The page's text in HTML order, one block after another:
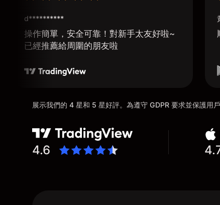
d**********
操作簡單，安全可靠！對新手太友好啦~
已經推薦給周圍的朋友啦
展示我們的 4 星和 5 星好評。為遵守 GDPR 要求並保護用
4.6